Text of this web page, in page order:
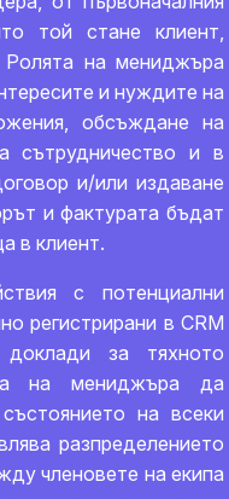
той стане клиент,
на мениджъра
и нуждите на
обсъждане на
сътрудничество и в
и/или издаване
и фактурата бъдат
в клиент.
с потенциални
регистрирани в CRM
за тяхното
на мениджъра да
на всеки
разпределението
членовете на екипа